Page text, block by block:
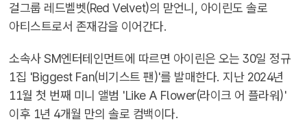
걸그룹 레드벨벳(Red Velvet)의 맏언니, 아이린도 솔로
아티스트로서 존재감을 이어간다.
소속사 SM엔터테인먼트에 따르면 아이린은 오는 30일 정규
1집 'Biggest Fan(비기스트 팬)'를 발매한다. 지난 2024년
11월 첫 번째 미니 앨범 'Like A Flower(라이크 어 플라워)'
이후 1년 4개월 만의 솔로 컴백이다.